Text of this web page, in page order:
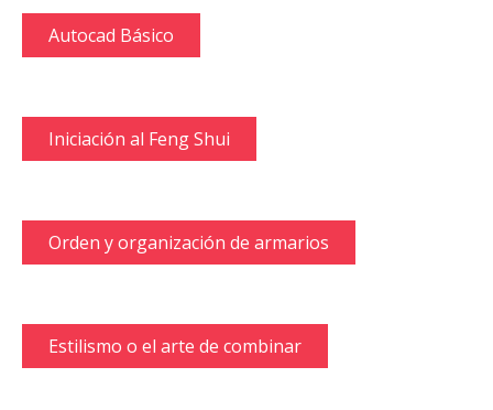
Autocad Básico
Iniciación al Feng Shui
Orden y organización de armarios
Estilismo o el arte de combinar